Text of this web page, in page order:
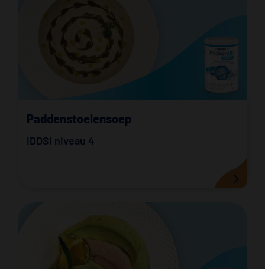
Paddenstoelensoep
IDDSI niveau 4